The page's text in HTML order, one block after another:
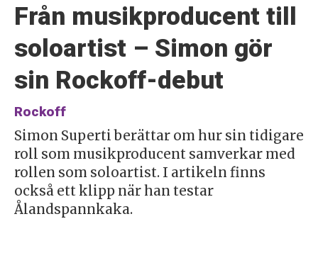
Från musikproducent till
soloartist – Simon gör
sin Rockoff-debut
Rockoff
Simon Superti berättar om hur sin tidigare
roll som musikproducent samverkar med
rollen som soloartist. I artikeln finns
också ett klipp när han testar
Ålandspannkaka.